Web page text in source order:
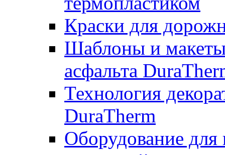
Краски для
Шаблоны и макеты
асфальта
Технология
DuraTherm
Оборудование для